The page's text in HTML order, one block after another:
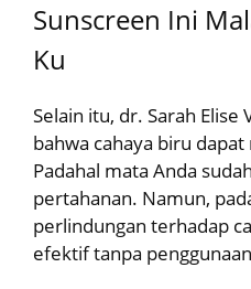
Sunscreen Ini
Ku
Selain itu, dr. Sarah Elise
bahwa cahaya biru
Padahal mata Anda
pertahanan. Namun,
perlindungan terhadap
efektif tanpa